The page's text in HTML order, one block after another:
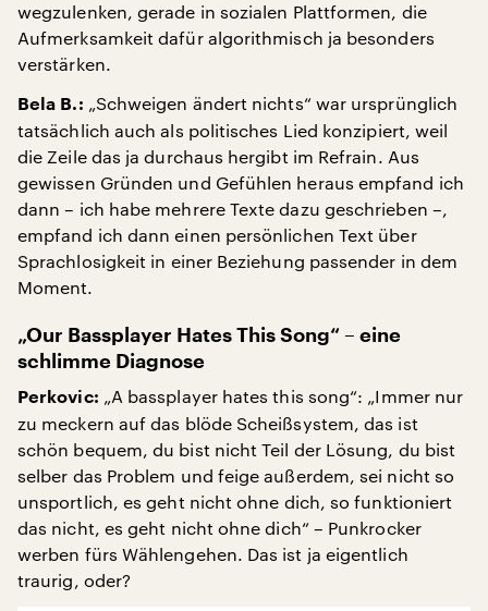
wegzulenken, gerade in sozialen Plattformen, die
Aufmerksamkeit dafür algorithmisch ja besonders
verstärken.
Bela B.: „Schweigen ändert nichts“ war ursprünglich
tatsächlich auch als politisches Lied konzipiert, weil
die Zeile das ja durchaus hergibt im Refrain. Aus
gewissen Gründen und Gefühlen heraus empfand ich
dann – ich habe mehrere Texte dazu geschrieben –,
empfand ich dann einen persönlichen Text über
Sprachlosigkeit in einer Beziehung passender in dem
Moment.
„Our Bassplayer Hates This Song“ – eine
schlimme Diagnose
Perkovic: „A bassplayer hates this song“: „Immer nur
zu meckern auf das blöde Scheißsystem, das ist
schön bequem, du bist nicht Teil der Lösung, du bist
selber das Problem und feige außerdem, sei nicht so
unsportlich, es geht nicht ohne dich, so funktioniert
das nicht, es geht nicht ohne dich“ – Punkrocker
werben fürs Wählengehen. Das ist ja eigentlich
traurig, oder?